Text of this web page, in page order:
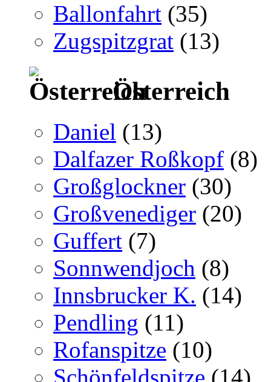
Ballonfahrt (35)
Zugspitzgrat (13)
Österreich
Daniel (13)
Dalfazer Roßkopf (8)
Großglockner (30)
Großvenediger (20)
Guffert (7)
Sonnwendjoch (8)
Innsbrucker K. (14)
Pendling (11)
Rofanspitze (10)
Schönfeldspitze (14)